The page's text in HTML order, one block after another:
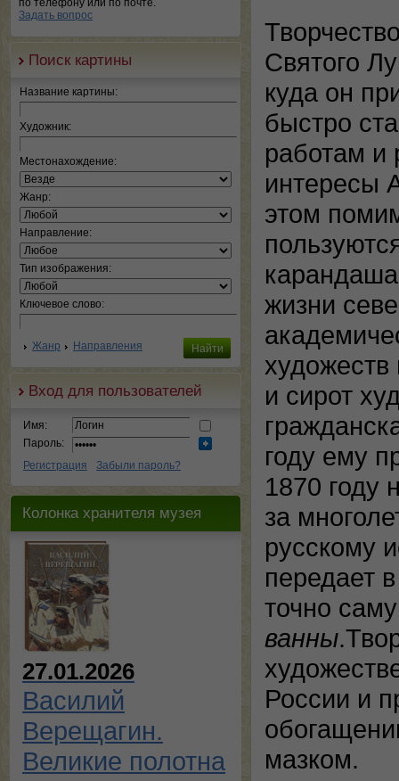
по телефону или по почте.
Задать вопрос
Поиск картины
Название картины:
Художник:
Местонахождение:
Жанр:
Направление:
Тип изображения:
Ключевое слово:
Жанр Направления
Вход для пользователей
Имя:
Пароль:
Регистрация
Забыли пароль?
Колонка хранителя музея
27.01.2026
Василий
Верещагин.
Великие полотна
Святого
куда он
быстро
работам и
интересы
этом
жизни
художеств
и сирот
году ему
1870 году
за
русскому
передает
точно
ванны
России и
мазком.